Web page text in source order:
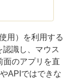
用）を利用する
識し、マウス
面のアプリを直
APIではできな